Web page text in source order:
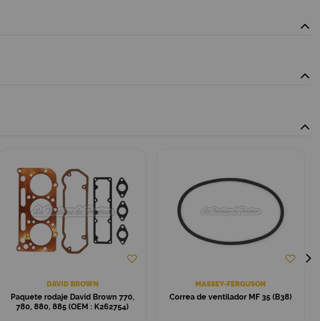
DAVID BROWN
Paquete rodaje David Brown 770,
780, 880, 885 (OEM : K262754)
MASSEY-FERGUSON
Correa de ventilador MF 35 (B38)